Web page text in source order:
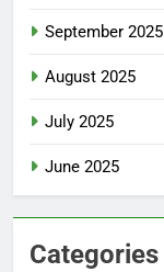
September 2025
August 2025
July 2025
June 2025
Categories